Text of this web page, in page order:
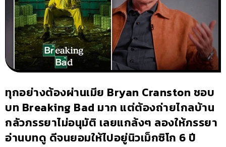
ทุกอย่างต้องผ่านเมีย Bryan Cranston ชอบ
บท Breaking Bad มาก แต่ต้องถ่ายไกลบ้าน
กลัวภรรยาไม่อนุมัติ เลยแกล้งๆ ลองให้ภรรยา
อ่านบทดู ดีจนยอมให้ไปอยู่นิวเม็กซิโก 6 ปี